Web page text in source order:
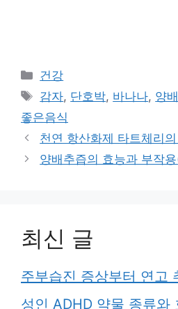
카
테
리
건강
태
그
감자, 단호박, 바나나, 양
좋은음식
천연 항산화제 타트체리
양배추즙의 효능과 부작용
최신 글
주부습진 증상부터 연고
성인 ADHD 약물 종류와